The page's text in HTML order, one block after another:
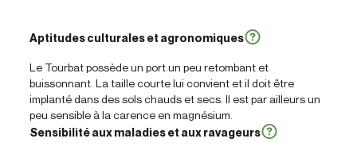
Aptitudes culturales et agronomiques
Le Tourbat possède un port un peu retombant et
buissonnant. La taille courte lui convient et il doit être
implanté dans des sols chauds et secs. Il est par ailleurs un
peu sensible à la carence en magnésium.
Sensibilité aux maladies et aux ravageurs